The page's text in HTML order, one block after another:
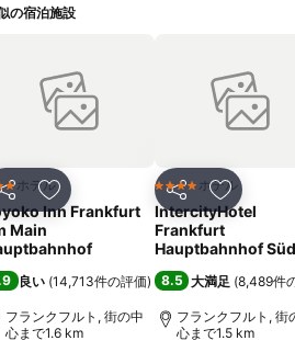
。共有エリアでは、お客さま用の無線
お客さまは、ガレージまたは駐車場（有
ほかにも、送迎サービス、有料のルーム
ービス、衣服クリーニングサービス、コ
ィブな旅行者の皆さまには、レンタル自
お客様には日刊新聞を無料でご提供して
ーンのサポートを目的として、ビジネス
ご提供しています。 客室: エアコンや暖
心地よく整えています。お部屋はカーペ
ッドを備えています。エキストラベッド
、金庫、ミニバーやライティング・デス
ミニ冷蔵庫や紅茶／コーヒーメーカーも
の宿泊施設
シェア お気に入りに追加
テルのランク
ホテル
Inn Frankfurt
Main
良い (14,713件の評価)
フランクフルト, 街の中
心まで1.6 km
シェア お気に入
4 ホテルのランク
ホテル
IntercityHotel
Frankfurt
Hauptbahnhof Süd
8.5 大満足 (8,489件
フランクフルト, 街
心まで1.5 km